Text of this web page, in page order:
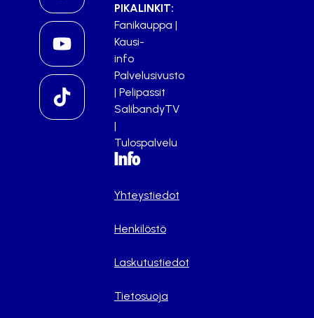
PIKALINKIT:
Fanikauppa |
Kausi-
info
Palvelusivusto
| Pelipassit
SalibandyTV
|
Tulospalvelu
Info
Yhteystiedot
Henkilöstö
Laskutustiedot
Tietosuoja